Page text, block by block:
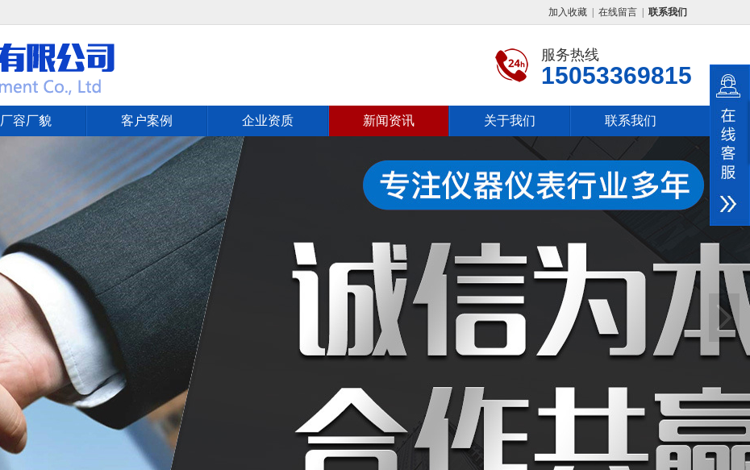
加入收藏 在线留言 联系我们
服务热线
15053369815
厂容厂貌 客户案例 企业资质 新闻资讯 关于我们 联系我们